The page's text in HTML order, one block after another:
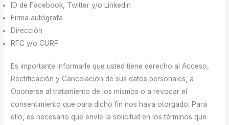
ID de Facebook, Twitter y/o Linkedin
Firma autógrafa
Dirección
RFC y/o CURP
Es importante informarle que usted tiene derecho al Acceso,
Rectificación y Cancelación de sus datos personales, a
Oponerse al tratamiento de los mismos o a revocar el
consentimiento que para dicho fin nos haya otorgado. Para
ello, es necesario que envíe la solicitud en los términos que